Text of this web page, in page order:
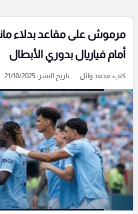
مرموش على مقاعد بدلاء
أمام فياريال بدوري الأبطال
كتب:محمد وائل تاريخ النشر: 21/10/2025